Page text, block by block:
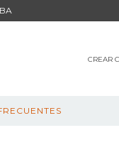
CREAR